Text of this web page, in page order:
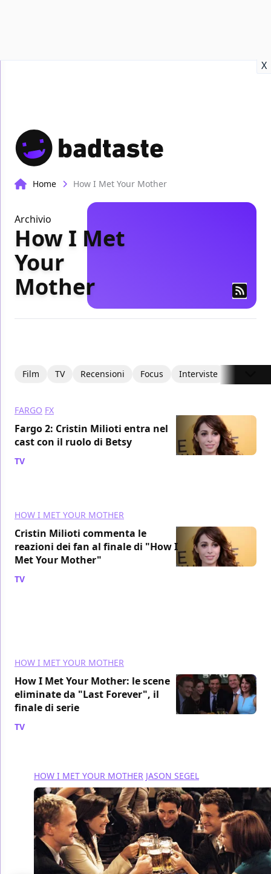
X
Home How I Met Your Mother
Archivio
How I Met
Your
Mother
Film TV Recensioni Focus Interviste
FARGO FX
Fargo 2: Cristin Milioti entra nel
cast con il ruolo di Betsy
TV
HOW I MET YOUR MOTHER
Cristin Milioti commenta le
reazioni dei fan al finale di "How I
Met Your Mother"
TV
HOW I MET YOUR MOTHER
How I Met Your Mother: le scene
eliminate da "Last Forever", il
finale di serie
TV
HOW I MET YOUR MOTHER JASON SEGEL